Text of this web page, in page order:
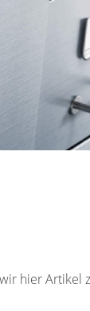
hier Artikel